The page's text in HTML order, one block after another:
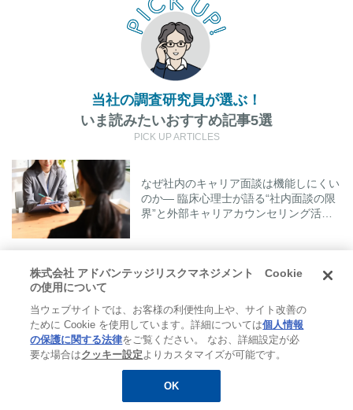
当社の調査研究員が選ぶ！
いま読みたいおすすめ記事5選
PICK UP ARTICLES
なぜ社内のキャリア面談は機能しにくい
のか― 臨床心理士が語る“社内面談の限
界”と外部キャリアカウンセリング活用
自分の認知の傾向に気づくきっかけとな
職場のストレスの原因とは？企業が行え
る施策と、個人でできる職場ストレスへ
の対処法とは
株式会社 アドバンテッジリスクマネジメント Cookie
の使用について
当ウェブサイトでは、お客様の利便性向上や、サイト改善の
ために Cookie を使用しています。詳細については個人情報
の保護に関する法律をご覧ください。 なお、詳細設定が必
要な場合はクッキー設定よりカスタマイズが可能です。
OK